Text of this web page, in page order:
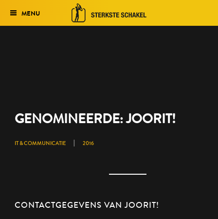
MENU
GENOMINEERDE: JOORIT!
IT & COMMUNICATIE | 2016
CONTACTGEGEVENS VAN JOORIT!